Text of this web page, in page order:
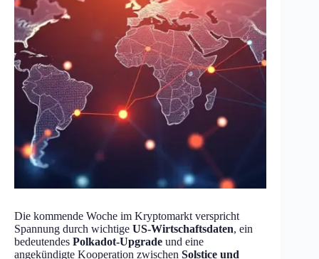
Die kommende Woche im Kryptomarkt verspricht
Spannung durch wichtige US-Wirtschaftsdaten, ein
bedeutendes Polkadot-Upgrade und eine
angekündigte Kooperation zwischen Solstice und